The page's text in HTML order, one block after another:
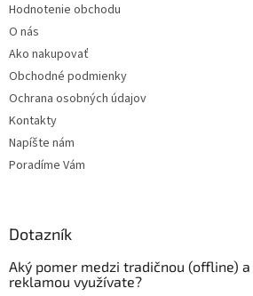
Hodnotenie obchodu
O nás
Ako nakupovať
Obchodné podmienky
Ochrana osobných údajov
Kontakty
Napíšte nám
Poradíme Vám
Dotazník
Aký pomer medzi tradičnou (offline)
reklamou využívate?